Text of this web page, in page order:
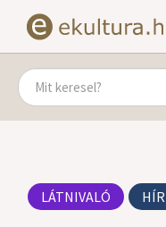
LÁTNIVALÓ